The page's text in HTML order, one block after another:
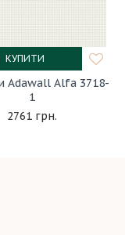
Adawall Alfa 3718-
1
2761 грн.
КУПИТИ